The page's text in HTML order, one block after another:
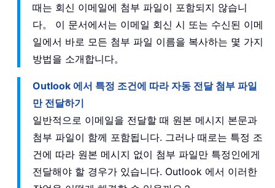
때는 회신 이메일에 첨부 파일이 포함되지 않습니
다。 이 문서에서는 이메일 회신 시 또는 수신된 이메
일에서 바로 모든 첨부 파일 이름을 복사하는 몇 가지
방법을 소개합니다。
Outlook 에서 특정 조건에 따라 자동 전달 첨부 파일
만 전달하기
일반적으로 이메일을 전달할 때 원본 메시지 본문과
첨부 파일이 함께 포함됩니다. 그러나 때로는 특정 조
건에 따라 원본 메시지 없이 첨부 파일만 특정인에게
전달해야 할 경우가 있습니다. Outlook 에서 이러한